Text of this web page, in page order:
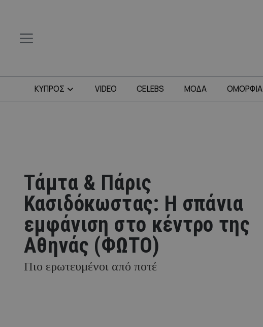
ΚΥΠΡΟΣ VIDEO CELEBS ΜΟΔΑ ΟΜΟΡΦΙΑ
Τάμτα & Πάρις
Κασιδόκωστας: H σπάνια
εμφάνιση στο κέντρο της
Αθηνάς (ΦΩΤΟ)
Πιο ερωτευμένοι από ποτέ